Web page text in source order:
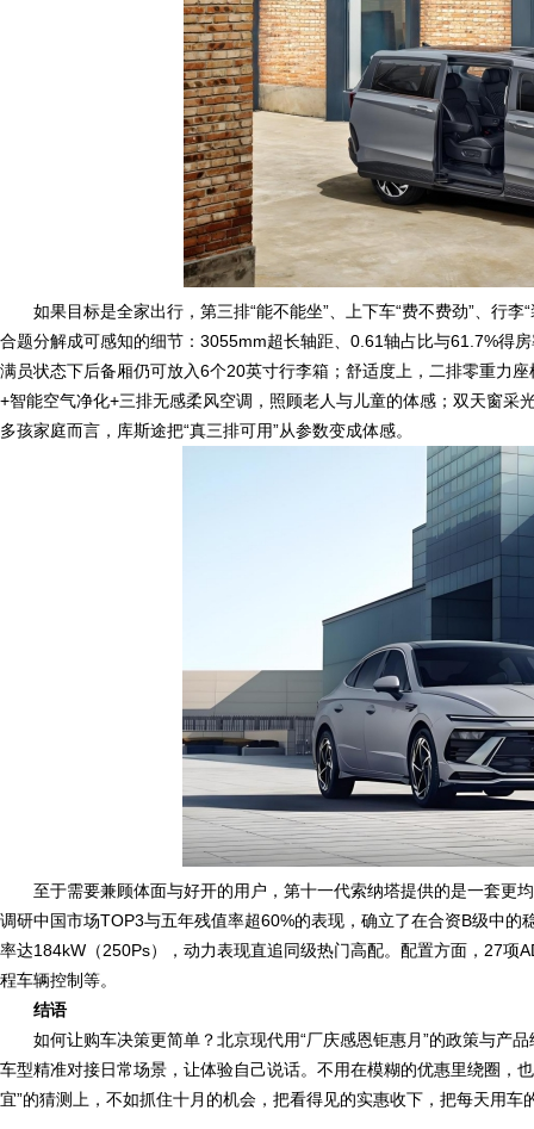
如果目标是全家出行，第三排“能不能坐”、上下车“费不费劲”、行
合题分解成可感知的细节：3055mm超长轴距、0.61轴占比与61.7%得
满员状态下后备厢仍可放入6个20英寸行李箱；舒适度上，二排零重力
+智能空气净化+三排无感柔风空调，照顾老人与儿童的体感；双天窗采
多孩家庭而言，库斯途把“真三排可用”从参数变成体感。
至于需要兼顾体面与好开的用户，第十一代索纳塔提供的是一套更
调研中国市场TOP3与五年残值率超60%的表现，确立了在合资B级中
率达184kW（250Ps），动力表现直追同级热门高配。配置方面，27项
程车辆控制等。
结语
如何让购车决策更简单？北京现代用“厂庆感恩钜惠月”的政策与产
车型精准对接日常场景，让体验自己说话。不用在模糊的优惠里绕圈，
宜”的猜测上，不如抓住十月的机会，把看得见的实惠收下，把每天用